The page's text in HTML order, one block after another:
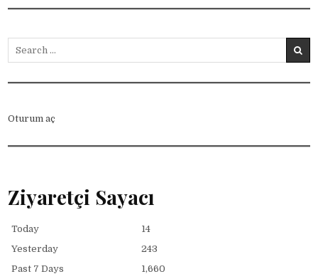
Search for:
Oturum aç
Ziyaretçi Sayacı
Today
14
Yesterday
243
Past 7 Days
1,660